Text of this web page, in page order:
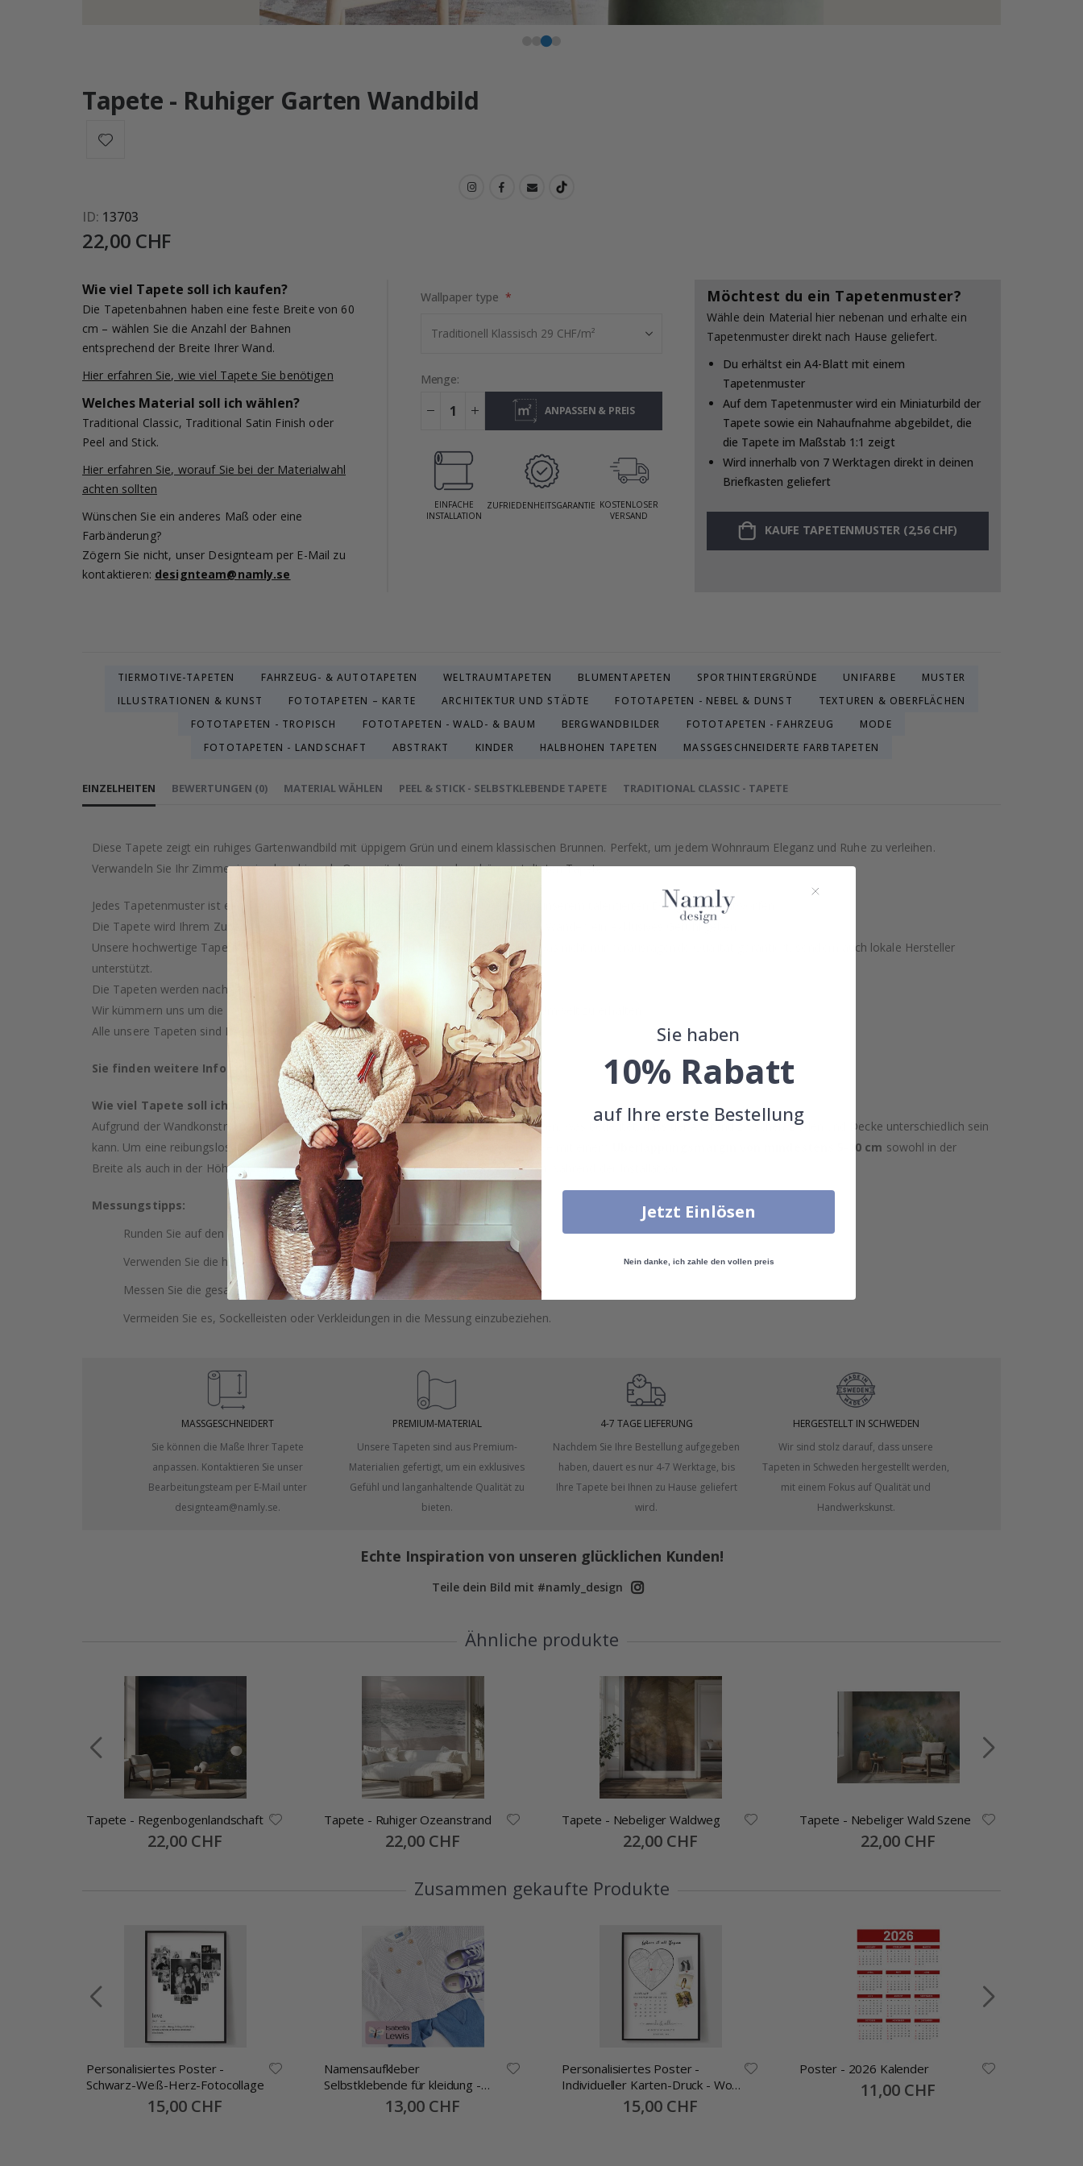
Tapete - Ruhiger Garten Wandbild
ID 13703
22,00 CHF
Wie viel Tapete soll ich kaufen?
Die Tapetenbahnen haben eine feste Breite von 60
cm – wählen Sie die Anzahl der Bahnen
entsprechend der Breite Ihrer Wand.
Hier erfahren Sie, wie viel Tapete Sie benötigen
Welches Material soll ich wählen?
Traditional Classic, Traditional Satin Finish oder
Peel and Stick.
Hier erfahren Sie, worauf Sie bei der Materialwahl
achten sollten
Wünschen Sie ein anderes Maß oder eine
Farbänderung?
Zögern Sie nicht, unser Designteam per E-Mail zu
kontaktieren: designteam@namly.se
Wallpaper type
Menge:
ANPASSEN & PREIS
EINFACHE
INSTALLATION
ZUFRIEDENHEITSGARANTIE KOSTENLOSER
VERSAND
Möchtest du ein Tapetenmuster?
Wähle dein Material hier nebenan und erhalte ein
Tapetenmuster direkt nach Hause geliefert.
Du erhältst ein A4-Blatt mit einem
Tapetenmuster
Auf dem Tapetenmuster wird ein Miniaturbild der
Tapete sowie ein Nahaufnahme abgebildet, die
die Tapete im Maßstab 1:1 zeigt
Wird innerhalb von 7 Werktagen direkt in deinen
Briefkasten geliefert
KAUFE TAPETENMUSTER (2,56 CHF)
TIERMOTIVE-TAPETEN FAHRZEUG- & AUTOTAPETEN WELTRAUMTAPETEN BLUMENTAPETEN SPORTHINTERGRÜNDE UNIFARBE
MUSTER
ILLUSTRATIONEN & KUNST
FOTOTAPETEN – KARTE ARCHITEKTUR UND STÄDTE FOTOTAPETEN - NEBEL & DUNST
TEXTUREN & OBERFLÄCHEN
FOTOTAPETEN - TROPISCH
FOTOTAPETEN - WALD- & BAUM BERGWANDBILDER FOTOTAPETEN - FAHRZEUG
MODE
FOTOTAPETEN - LANDSCHAFT
ABSTRAKT KINDER HALBHOHEN TAPETEN MASSGESCHNEIDERTE FARBTAPETEN
EINZELHEITEN
Diese Tapete zeigt ein ruhiges Gartenwandbild mit üppigem Grün und einem klassischen Brunnen. Perfekt, um jedem Wohnraum Eleganz und Ruhe zu verleihen.
Verwandeln Sie Ihr Zimmer in eine beruhigende Oase mit dieser wunderschön gestalteten Tapete.
Jedes Tapetenmuster ist eine künstlerische Kreation, sorgfältig ausgewählt oder von unserem talentierten Designteam entworfen.
Die Tapete wird Ihrem Zuhause garantiert einen Hauch von Luxus verleihen und Ihren Wänden ein exklusives Gefühl geben.
Unsere hochwertige Tapete wird mit Sorgfalt und Präzision in Schweden hergestellt, was nicht nur herausragende Qualität garantiert, sondern auch lokale Hersteller
unterstützt.
Die Tapeten werden nach Ihrem Kauf auf Bestellung gefertigt.
Wir kümmern uns um die Ressourcen der Erde und streben danach, eine nachhaltige Umwelt zu erhalten.
Alle unsere Tapeten sind PVC-frei und als feuerfest eingestuft.
Sie finden weitere Informationen zu unseren Tapetenarten im obigen Menü.
Wie viel Tapete soll ich kaufen?
Aufgrund der Wandkonstruktion und möglicher Neigung können die Wandmaße variieren, was bedeutet, dass der Abstand zwischen Boden und Decke unterschiedlich sein
kann. Um eine reibungslose Installation zu gewährleisten, empfehlen wir, Tapetenmaße mit einem
Überlappungsmargin von mindestens 5-10 cm sowohl in der
Breite als auch in der Höhe zu wählen. Dies bietet zusätzlichen Raum für Anpassungen während der Installation.
Messungstipps:
Runden Sie auf den nächsten ganzen Zentimeter auf.
Verwenden Sie die höchste Wand, um Ihre Höhe zu messen.
Messen Sie die gesamte Wand, einschließlich Türen und Fenster.
Vermeiden Sie es, Sockelleisten oder Verkleidungen in die Messung einzubeziehen.
BEWERTUNGEN (0) MATERIAL WÄHLEN PEEL & STICK - SELBSTKLEBENDE TAPETE TRADITIONAL CLASSIC - TAPETE
MASSGESCHNEIDERT
Sie können die Maße Ihrer Tapete
anpassen. Kontaktieren Sie unser
Bearbeitungsteam per E-Mail unter
designteam@namly.se.
PREMIUM-MATERIAL
Unsere Tapeten sind aus Premium-
Materialien gefertigt, um ein exklusives
Gefühl und langanhaltende Qualität zu
bieten.
4-7 TAGE LIEFERUNG
Nachdem Sie Ihre Bestellung aufgegeben
haben, dauert es nur 4-7 Werktage, bis
Ihre Tapete bei Ihnen zu Hause geliefert
wird.
HERGESTELLT IN SCHWEDEN
Wir sind stolz darauf, dass unsere
Tapeten in Schweden hergestellt werden,
mit einem Fokus auf Qualität und
Handwerkskunst.
Echte Inspiration von unseren glücklichen Kunden!
Teile dein Bild mit #namly_design
Ähnliche produkte
Tapete - Regenbogenlandschaft
Special
Price
22,00 CHF
Tapete - Ruhiger Ozeanstrand
Special
Price
22,00 CHF
Tapete - Nebeliger Waldweg
Special
Price
22,00 CHF
Tapete - Nebeliger Wald Szene
Special
Price
22,00 CHF
Zusammen gekaufte Produkte
Personalisiertes Poster -
Schwarz-Weiß-Herz-Fotocollage
Special
Price
15,00 CHF
Namensaufkleber
Selbstklebende für kleidung -
30x13mm -70 Stck
Special
Price
13,00 CHF
Personalisiertes Poster -
Individueller Karten-Druck - Wo
alles begannSpecial
Price
15,00 CHF
Poster - 2026 Kalender
Special
Price
11,00 CHF
Sie haben
10% Rabatt
auf Ihre erste Bestellung
Jetzt Einlösen
Nein danke, ich zahle den vollen preis